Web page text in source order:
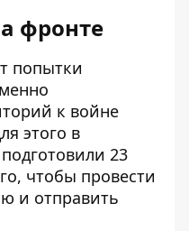
фронте
попытки
к войне
этого в
23
чтобы провести
и отправить